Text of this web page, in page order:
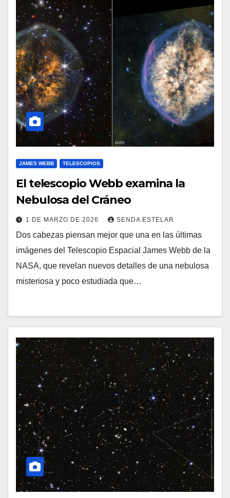
JAMES WEBB TELESCOPIOS
El telescopio Webb examina la
Nebulosa del Cráneo
1 DE MARZO DE 2026 SENDA ESTELAR
Dos cabezas piensan mejor que una en las últimas
imágenes del Telescopio Espacial James Webb de la
NASA, que revelan nuevos detalles de una nebulosa
misteriosa y poco estudiada que…